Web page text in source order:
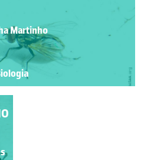
Martinho